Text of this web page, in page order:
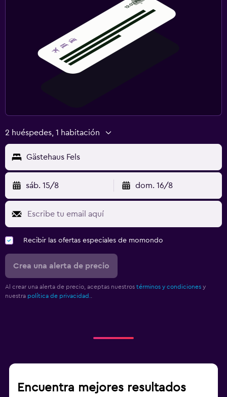
2 huéspedes, 1 habitación
Gästehaus Fels
sáb. 15/8 dom. 16/8
Recibir las ofertas especiales de momondo
Crea una alerta de precio
Al crear una alerta de precio, aceptas nuestros términos y condiciones y
nuestra política de privacidad.
Encuentra mejores resultados